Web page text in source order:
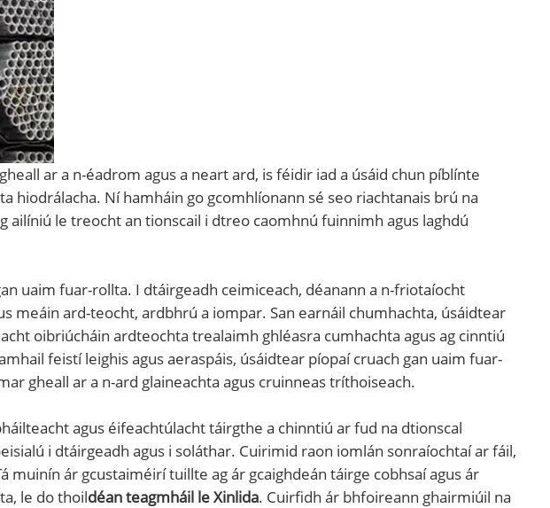
ar a n-éadrom agus a neart ard, is féidir iad a úsáid chun píblínte
hiodrálacha. Ní hamháin go gcomhlíonann sé seo riachtanais brú na
le treocht an tionscail i dtreo caomhnú fuinnimh agus laghdú
uaim fuar-rollta. I dtáirgeadh ceimiceach, déanann a n-friotaíocht
meáin ard-teocht, ardbhrú a iompar. San earnáil chumhachta, úsáidtear
oibriúcháin ardteochta trealaimh ghléasra cumhachta agus ag cinntiú
feistí leighis agus aeraspáis, úsáidtear píopaí cruach gan uaim fuar-
gheall ar a n-ard glaineachta agus cruinneas tríthoiseach.
agus éifeachtúlacht táirgthe a chinntiú ar fud na dtionscal
i dtáirgeadh agus i soláthar. Cuirimid raon iomlán sonraíochtaí ar fáil,
muinín ár gcustaiméirí tuillte ag ár gcaighdeán táirge cobhsaí agus ár
le do thoildéan teagmháil le Xinlida. Cuirfidh ár bhfoireann ghairmiúil na